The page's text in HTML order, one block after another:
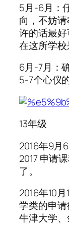
5月-6月：
向，不妨
许的话最
在这所学校
6月-7月：
5-7个心仪
13年级
2016年9月
2017 申请
了。
2016年10
学类的申
牛津大学